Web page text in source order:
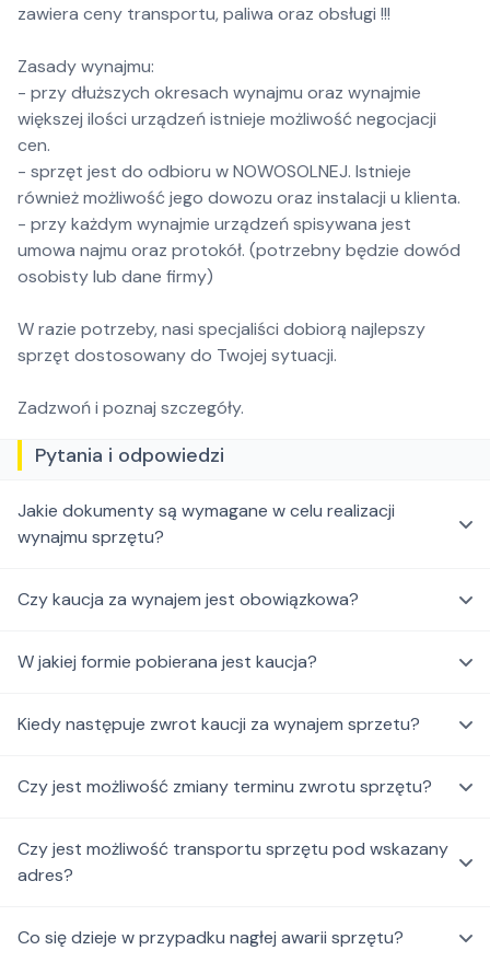
zawiera ceny transportu, paliwa oraz obsługi !!!
Zasady wynajmu:
- przy dłuższych okresach wynajmu oraz wynajmie
większej ilości urządzeń istnieje możliwość negocjacji
cen.
- sprzęt jest do odbioru w NOWOSOLNEJ. Istnieje
również możliwość jego dowozu oraz instalacji u klienta.
- przy każdym wynajmie urządzeń spisywana jest
umowa najmu oraz protokół. (potrzebny będzie dowód
osobisty lub dane firmy)
W razie potrzeby, nasi specjaliści dobiorą najlepszy
sprzęt dostosowany do Twojej sytuacji.
Zadzwoń i poznaj szczegóły.
Pytania i odpowiedzi
Jakie dokumenty są wymagane w celu realizacji
wynajmu sprzętu?
Czy kaucja za wynajem jest obowiązkowa?
W jakiej formie pobierana jest kaucja?
Kiedy następuje zwrot kaucji za wynajem sprzetu?
Czy jest możliwość zmiany terminu zwrotu sprzętu?
Czy jest możliwość transportu sprzętu pod wskazany
adres?
Co się dzieje w przypadku nagłej awarii sprzętu?